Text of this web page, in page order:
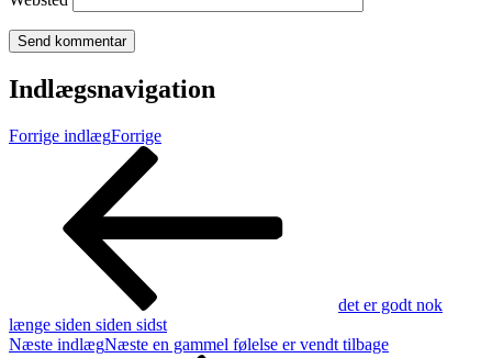
Indlægsnavigation
Forrige indlægForrige
det er godt nok
længe siden siden sidst
Næste indlægNæste en gammel følelse er vendt tilbage